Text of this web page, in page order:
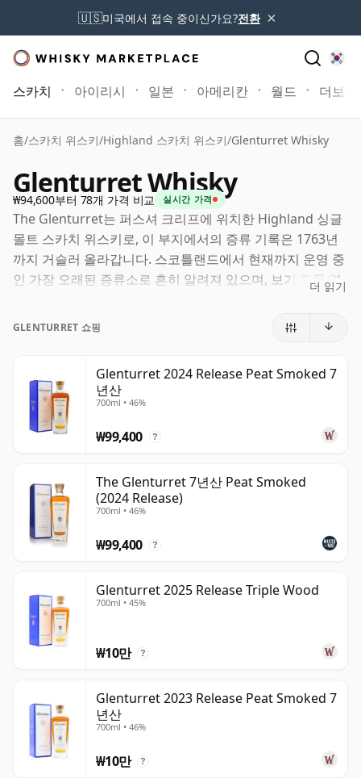
🇺🇸미국에서 접속 중이신가요?전환 ×
스카치 아이리시 일본 아메리칸 월드 더보기
홈/스카치 위스키/Highland 스카치 위스키/Glenturret Whisky
Glenturret Whisky
₩94,600부터 78개 가격 비교 실시간 가격
The Glenturret는 퍼스셔 크리프에 위치한 Highland 싱글
몰트 스카치 위스키로, 이 부지에서의 증류 기록은 1763년
까지 거슬러 올라갑니다. 스코틀랜드에서 현재까지 운영 중
인 가장 오래된 증류소로 흔히 알려져 있으며, 보기 드문 역
대형 Highland 생산자들과는 뚜렷이 구별되는 개성을 지니
터렛 강변에 자리한 이 증류소는 전통적인 생산 방식과 세심
하게 구축된 하우스 스타일로 잘 알려져 있습니다. The
Glenturret의 위스키는 풍부한 몰트의 달콤함, 과수원 과일,
부드러운 스파이스, 그리고 오크의 균형 잡힌 풍미를 보여주
살리면서도 구조감과 깊이를 더합니다.
Lalique 그룹과 스위스 기업가 한스외르크 비스(Hansjörg
Wyss)의 인수 이후, The Glenturret는 럭셔리, 디자인, 그리
고 고품질 숙성 싱글 몰트에 더욱 집중하는 방향으로 재정립
Dalgarno)의 영향 아래, Triple Wood, 12년산을 비롯한 다
양한 한정 출시 제품들이 라인업에 포함되어 왔습니다.
The Glenturret는 Highland 위스키의 정제된 표현을 선보
입니다. 수백 년에 걸친 증류의 역사에 뿌리를 두면서도, 현
나 희소성 못지않게 텍스처, 절제미, 그리고 원산지의 진정
성을 중시하는 음용자들을 위한 증류소입니다.
더 읽기
GLENTURRET 쇼핑
Glenturret 2024 Release Peat Smoked 7
년산
700ml • 46%
₩99,400 ?
The Glenturret 7년산 Peat Smoked
(2024 Release)
700ml • 46%
₩99,400 ?
Glenturret 2025 Release Triple Wood
700ml • 45%
₩10만 ?
Glenturret 2023 Release Peat Smoked 7
년산
700ml • 46%
₩10만 ?